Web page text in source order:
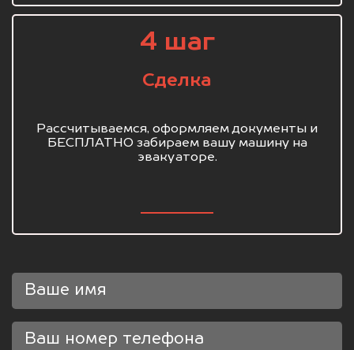
4 шаг
Сделка
Рассчитываемся, оформляем документы и
БЕСПЛАТНО забираем вашу машину на
эвакуаторе.